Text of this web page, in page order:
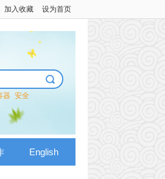
设为首页
加入收藏
器 安全
English